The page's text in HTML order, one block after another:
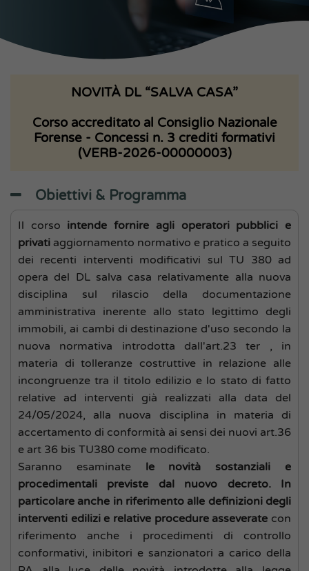
NOVITÀ DL “SALVA CASA”
Corso accreditato al Consiglio Nazionale
Forense - Concessi n. 3 crediti formativi
(VERB-2026-00000003)
Obiettivi & Programma
Il corso intende fornire agli operatori pubblici e
privati aggiornamento normativo e pratico a seguito
dei recenti interventi modificativi sul TU 380 ad
opera del DL salva casa relativamente alla nuova
disciplina sul rilascio della documentazione
amministrativa inerente allo stato legittimo degli
immobili, ai cambi di destinazione d'uso secondo la
nuova normativa introdotta dall'art.23 ter , in
materia di tolleranze costruttive in relazione alle
incongruenze tra il titolo edilizio e lo stato di fatto
relative ad interventi già realizzati alla data del
24/05/2024, alla nuova disciplina in materia di
accertamento di conformità ai sensi dei nuovi art.36
e art 36 bis TU380 come modificato.
Saranno esaminatele novità sostanziali e
procedimentali previste dal nuovo decreto. In
particolare anche in riferimento alle definizioni degli
interventi edilizi e relative procedure asseverate con
riferimento anche i procedimenti di controllo
conformativi, inibitori e sanzionatori a carico della